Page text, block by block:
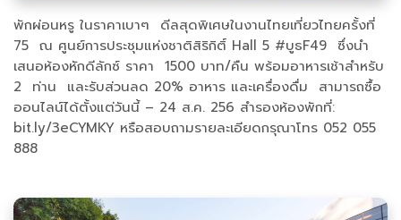
พักผ่อนหรู ในราคาเบาๆ ดีลสุดพิเศษในงานไทยเที่ยวไทยครั้งที่
75 ณ ศูนย์การประชุมแห่งชาติสิริกิติ์ Hall 5 #บูธF49 ซึ่งนำ
เสนอห้องหักดีลักซ์ ราคา 1500 บาท/คืน พร้อมอาหารเช้าสำหรับ
2 ท่าน และรับส่วนลด 20% อาหาร และเครื่องดื่ม สามารถซื้อ
ออนไลน์ได้ตั้งแต่วันนี้ – 24 ส.ค. 256 สำรองห้องพักที่:
bit.ly/3eCYMKY หรือสอบถามรายละเอียดกรุณาโทร 052 055
888